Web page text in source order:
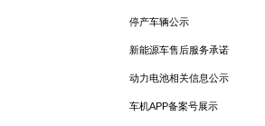
停产车辆公示
新能源车售后服务承诺
动力电池相关信息公示
车机APP备案号展示